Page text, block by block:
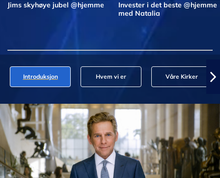
Jims skyhøye jubel @hjemme
Invester i det beste @hjemme
med Natalia
Introduksjon Hvem vi er Våre Kirker